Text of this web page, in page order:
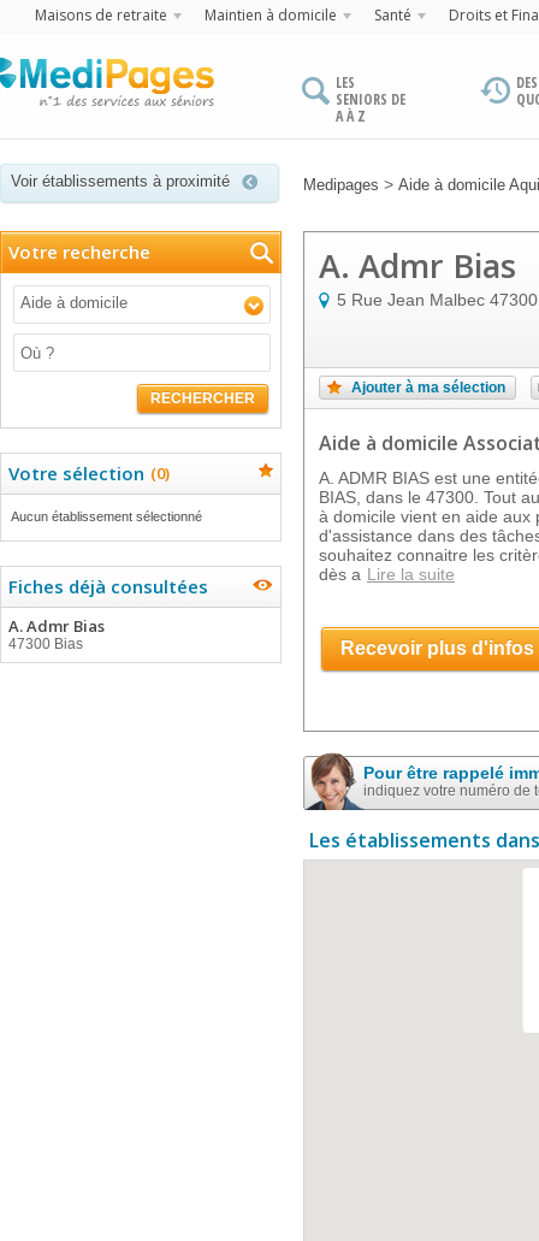
Maisons de retraite Maintien à domicile Santé Droits et
LES
SENIORS DE
A À Z
Voir établissements à proximité Medipages > Aide à domicile
Votre recherche
Aide à domicile
RECHERCHER
Votre sélection (0)
Aucun établissement sélectionné
Fiches déjà consultées
A. Admr Bias
47300 Bias
A. Admr Bias
5 Rue Jean Malbec 47300
Ajouter à ma sélection
Aide à domicile
A. ADMR BIAS est une
BIAS, dans le 47300. Tout
à domicile vient en aide aux
d'assistance dans des
souhaitez connaitre les
dès a Lire la suite
Recevoir plus d'infos
Pour être rappelé
indiquez votre numéro de
Les établissements